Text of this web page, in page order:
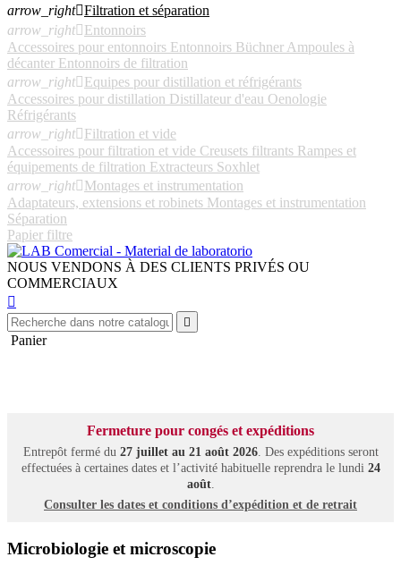
arrow_rightFiltration et séparation
arrow_right Entonnoirs
Accessoires pour entonnoirs Entonnoirs Büchner Ampoules à
décanter Entonnoirs de filtration
arrow_right Equipes pour distillation et réfrigérants
Accessoires pour distillation Distillateur d'eau Oenologie
Réfrigérants
arrow_right Filtration et vide
Accessoires pour filtration et vide Creusets filtrants Rampes et
équipements de filtration Extracteurs Soxhlet
arrow_right Montages et instrumentation
Adaptateurs, extensions et robinets Montages et instrumentation
Séparation
Papier filtre
NOUS VENDONS À DES CLIENTS PRIVÉS OU
COMMERCIAUX


Panier
Fermeture pour congés et expéditions
Entrepôt fermé du 27 juillet au 21 août 2026. Des expéditions seront
effectuées à certaines dates et l’activité habituelle reprendra le lundi 24
août.
Consulter les dates et conditions d’expédition et de retrait
Microbiologie et microscopie